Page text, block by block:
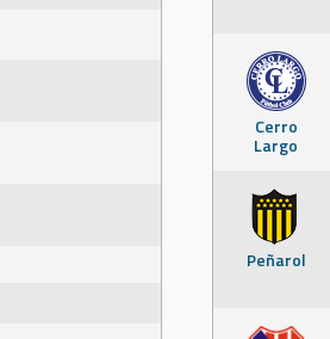
Cerro
Largo
Peñarol